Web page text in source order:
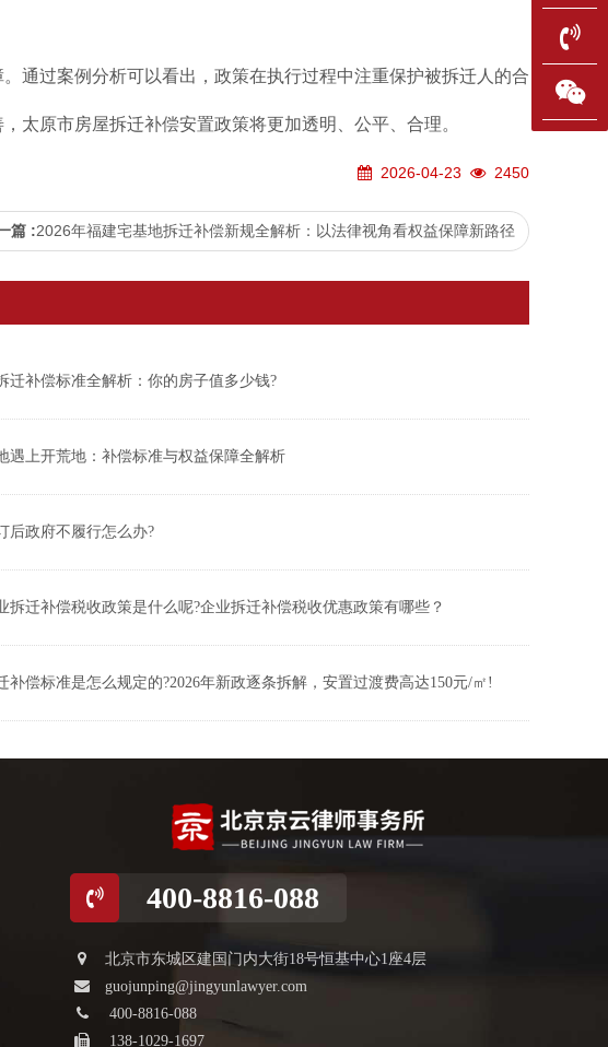
通过案例分析可以看出，政策在执行过程中注重保护被拆迁人的合
太原市房屋拆迁补偿安置政策将更加透明、公平、合理。
2026-04-23 2450
篇 :2026年福建宅基地拆迁补偿新规全解析：以法律视角看权益保障新路径
迁补偿标准全解析：你的房子值多少钱?
遇上开荒地：补偿标准与权益保障全解析
后政府不履行怎么办?
拆迁补偿税收政策是什么呢?企业拆迁补偿税收优惠政策有哪些？
补偿标准是怎么规定的?2026年新政逐条拆解，安置过渡费高达150元/㎡!
400-8816-088
北京市东城区建国门内大街18号恒基中心1座4层
guojunping@jingyunlawyer.com
400-8816-088
138-1029-1697